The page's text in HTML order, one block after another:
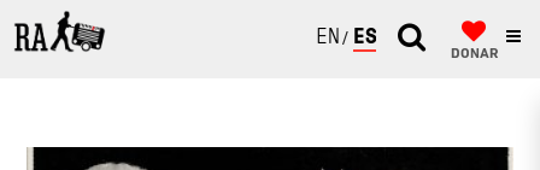
ENGLISH
ESPAÑOL
DONAR